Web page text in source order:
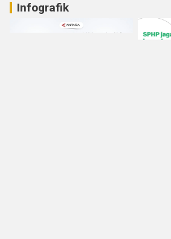
Infografik